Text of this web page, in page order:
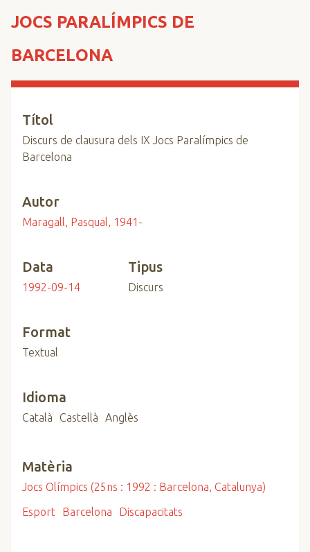
JOCS PARALÍMPICS DE
BARCELONA
Títol
Discurs de clausura dels IX Jocs Paralímpics de
Barcelona
Autor
Maragall, Pasqual, 1941-
Data
1992-09-14
Tipus
Discurs
Format
Textual
Idioma
Català Castellà Anglès
Matèria
Jocs Olímpics (25ns : 1992 : Barcelona, Catalunya)
Esport
Barcelona Discapacitats